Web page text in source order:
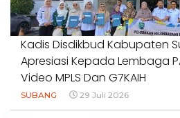
Kadis Disdikbud Kabupaten
Apresiasi Kepada Lembaga
Video MPLS Dan G7KAIH
SUBANG 29 Juli 2026